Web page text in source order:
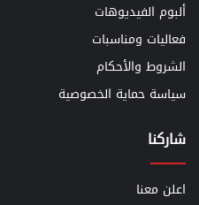
ألبوم الفيديوهات
فعاليات ومناسبات
الشروط والأحكام
سياسة حماية الخصوصية
شاركنا
اعلن معنا